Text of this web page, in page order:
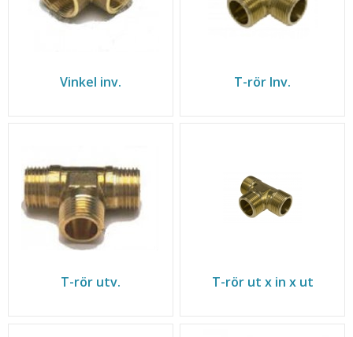
Vinkel inv. T-rör Inv.
T-rör utv. T-rör ut x in x ut